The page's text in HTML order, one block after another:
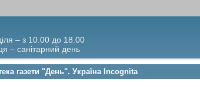
– з 10.00 до 18.00
– санітарний день
газети "День". Україна Incognita